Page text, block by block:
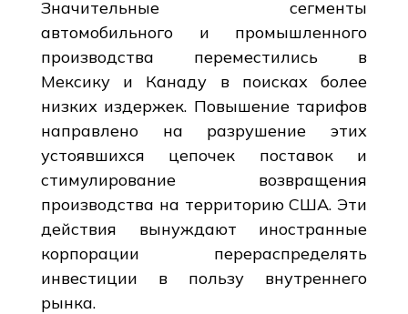
Значительные сегменты
автомобильного и промышленного
производства переместились в
Мексику и Канаду в поисках более
низких издержек. Повышение тарифов
направлено на разрушение этих
устоявшихся цепочек поставок и
стимулирование возвращения
производства на территорию США. Эти
действия вынуждают иностранные
корпорации перераспределять
инвестиции в пользу внутреннего
рынка.